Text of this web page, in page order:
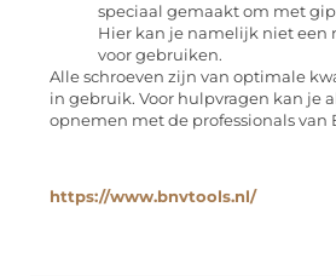
speciaal gemaakt om met
Hier kan je namelijk niet een
voor gebruiken.
Alle schroeven zijn van optimale
in gebruik. Voor hulpvragen kan je
opnemen met de professionals van
https://www.bnvtools.nl/